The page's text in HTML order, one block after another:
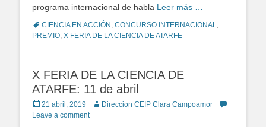
programa internacional de habla Leer más …
TagsCIENCIA EN ACCIÓN , CONCURSO INTERNACIONAL,
PREMIO, X FERIA DE LA CIENCIA DE ATARFE
X FERIA DE LA CIENCIA DE
ATARFE: 11 de abril
Posted
on
21 abril, 2019 AuthorDireccion CEIP Clara Campoamor
Leave a comment